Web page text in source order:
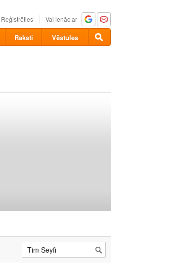
Reģistrēties Vai ienāc ar
Raksti Vēstules